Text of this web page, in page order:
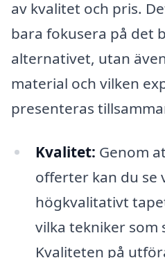
av kvalitet och pris.
bara fokusera på det
alternativet, utan
material och vilken
presenteras
Kvalitet: Genom
offerter kan du se
högkvalitativt
vilka tekniker som
Kvaliteten på